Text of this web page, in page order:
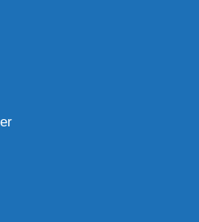
sunulmaktadır.
oyuncaklar, bakkallar,
oyuncaklar toptan
maliyetlerle yüksek